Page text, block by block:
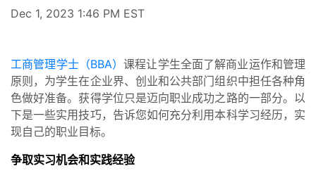
Dec 1, 2023 1:46 PM EST
工商管理学士（BBA）课程让学生全面了解商业运作和管理
原则，为学生在企业界、创业和公共部门组织中担任各种角
色做好准备。获得学位只是迈向职业成功之路的一部分。以
下是一些实用技巧，告诉您如何充分利用本科学习经历，实
现自己的职业目标。
争取实习机会和实践经验